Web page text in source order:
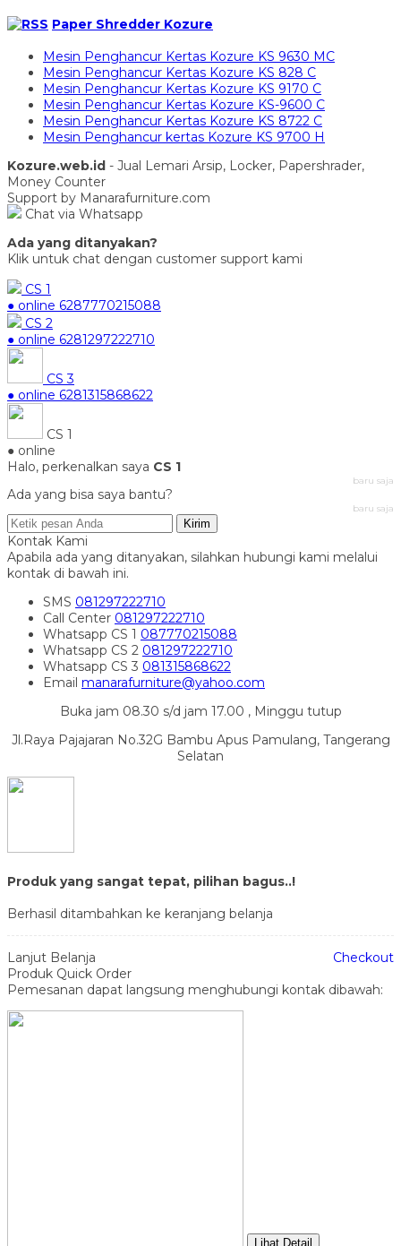
Paper Shredder Kozure
Mesin Penghancur Kertas Kozure KS 9630 MC
Mesin Penghancur Kertas Kozure KS 828 C
Mesin Penghancur Kertas Kozure KS 9170 C
Mesin Penghancur Kertas Kozure KS-9600 C
Mesin Penghancur Kertas Kozure KS 8722 C
Mesin Penghancur kertas Kozure KS 9700 H
Kozure.web.id - Jual Lemari Arsip, Locker, Papershrader,
Money Counter
Support by Manarafurniture.com
Chat via Whatsapp
Ada yang ditanyakan?
Klik untuk chat dengan customer support kami
CS 1
● online 6287770215088
CS 2
● online 6281297222710
CS 3
● online 6281315868622
CS 1
● online
Halo, perkenalkan saya CS 1
baru saja
Ada yang bisa saya bantu?
baru saja
Kirim
Kontak Kami
Apabila ada yang ditanyakan, silahkan hubungi kami melalui
kontak di bawah ini.
SMS 081297222710
Call Center 081297222710
Whatsapp CS 1 087770215088
Whatsapp CS 2 081297222710
Whatsapp CS 3 081315868622
Email manarafurniture@yahoo.com
Buka jam 08.30 s/d jam 17.00 , Minggu tutup
Jl.Raya Pajajaran No.32G Bambu Apus Pamulang, Tangerang
Selatan
Produk yang sangat tepat, pilihan bagus..!
Berhasil ditambahkan ke keranjang belanja
Lanjut Belanja
Checkout
Produk Quick Order
Pemesanan dapat langsung menghubungi kontak dibawah:
Lihat Detail